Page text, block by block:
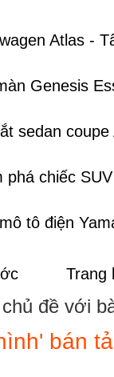
Atlas -
Genesis
sedan
phá chiếc
tô điện
Trang
đề với
bán